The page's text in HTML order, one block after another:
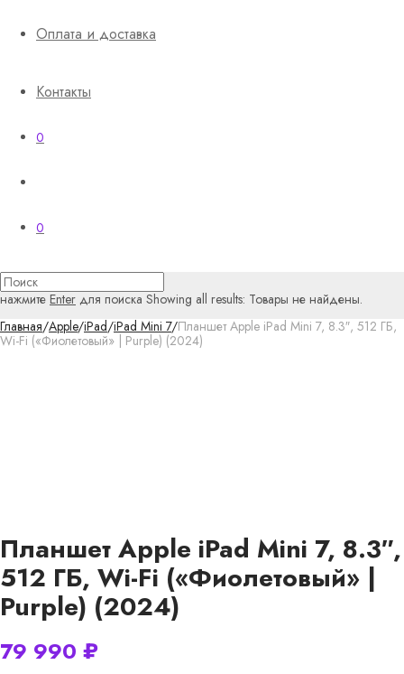
Оплата и доставка
Контакты
0
0
нажмите Enter для поиска Showing all results: Товары не найдены.
Главная/Apple/iPad/iPad Mini 7/Планшет Apple iPad Mini 7, 8.3″, 512 ГБ,
Wi-Fi («Фиолетовый» | Purple) (2024)
Планшет Apple iPad Mini 7, 8.3″,
512 ГБ, Wi-Fi («Фиолетовый» |
Purple) (2024)
79 990 ₽